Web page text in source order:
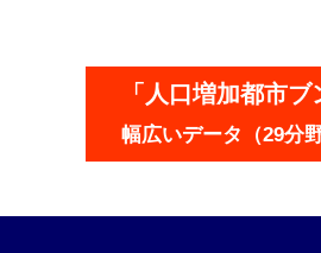
「人口増加都市
幅広いデータ（29分